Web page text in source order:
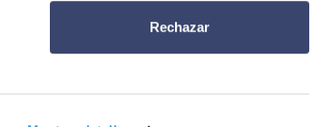
Rechazar